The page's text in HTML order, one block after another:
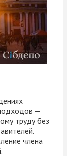
—
труду без
члена